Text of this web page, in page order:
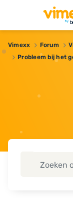
Vimexx Forum
Probleem bij het